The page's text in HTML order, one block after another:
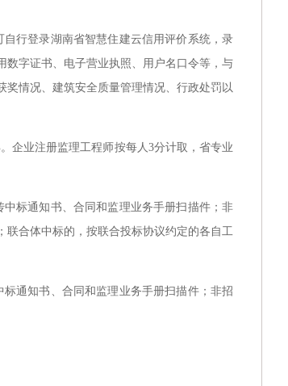
行登录湖南省智慧住建云信用评价系统，录
数字证书、电子营业执照、用户名口令等，与
情况、建筑安全质量管理情况、行政处罚以
企业注册监理工程师按每人3分计取，省专业
标通知书、合同和监理业务手册扫描件；非
联合体中标的，按联合投标协议约定的各自工
通知书、合同和监理业务手册扫描件；非招